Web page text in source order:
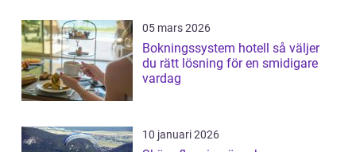
05 mars 2026
Bokningssystem hotell så väljer
du rätt lösning för en smidigare
vardag
10 januari 2026